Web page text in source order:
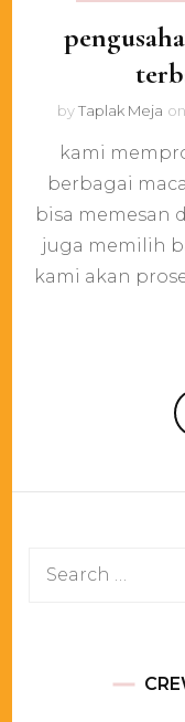
byTaplak Meja on
kami
berbagai
bisa memesan
juga memilih
kami akan
pagination
Search